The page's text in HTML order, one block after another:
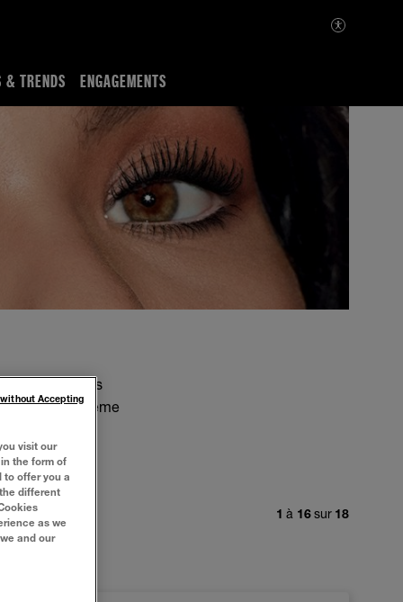
& TRENDS ENGAGEMENTS
Si tu cherches
brunou même
!
1 à 16sur 18
visit our
the form of
to offer you a
different
as we
and our
Accepting